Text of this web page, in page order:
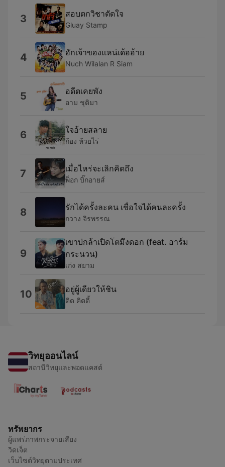
3 สอบตกวิชาตัดใจ
Gluay Stamp
4 ฮักเจ้าของแหน่เด้ออ้าย
Nuch Wilalan R Siam
5 อดีตเคยพัง
อาม ชุติมา
6 ใจอ้ายสลาย
ก้อง ห้วยไร่
7 เมื่อไหร่จะเลิกคิดถึง
พ็อก บิ๊กอายส์
8 รักได้ครั้งละคน เชื่อใจได้คนละครั้ง
กวาง จิรพรรณ
9
เขาบ่กล้าเปิดโตมึงดอก (feat. อาร์ม
กระนวน)
เก่ง สยาม
10 อยู่ผู้เดียวให้ชิน
ดิด คิตตี้
วิทยุออนไลน์
สถานีวิทยุและพอดแคสต์
ทรัพยากร
ผู้แพร่ภาพกระจายเสียง
วิดเจ็ต
เว็บไซต์วิทยุตามประเทศ